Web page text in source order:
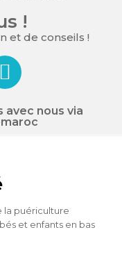
!
et de conseils !
nous via
la puériculture
et enfants en bas